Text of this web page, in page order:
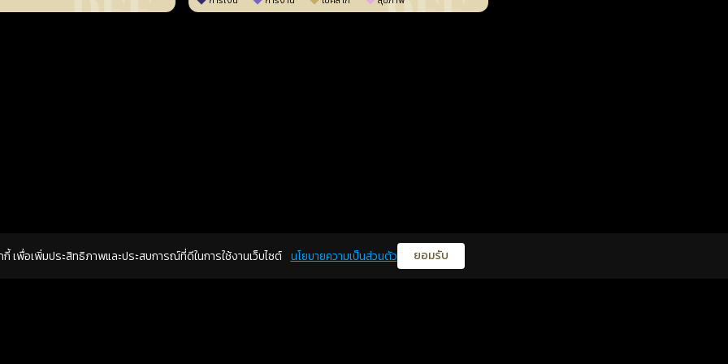
กี้ เพื่อเพิ่มประสิทธิภาพและประสบการณ์ที่ดีในการใช้งานเว็บไซต์ นโยบายความเป็นส่วนตัว ยอมรับ